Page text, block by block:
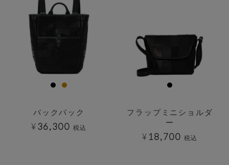
バックパック
¥36,300 税込
フラップミニショルダ
ー
¥ 18,700 税込